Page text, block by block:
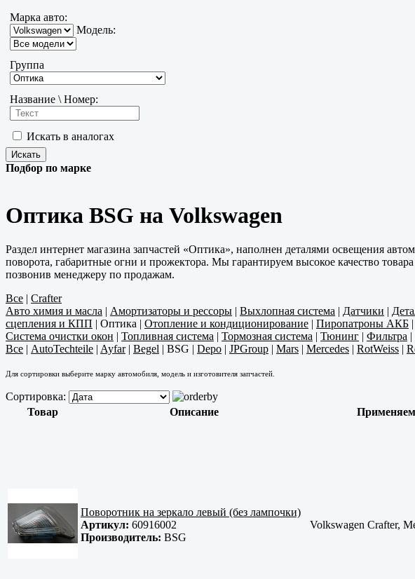
Марка авто:
Модель:
Группа
Название \ Номер:
Искать в аналогах
Подбор по марке
Оптика BSG на Volkswagen
Раздел интернет магазина запчастей «Оптика», наполнен деталями освещения
поворота, габаритные огни и прожектора. Мы гарантируем высокое качество
позвонив менеджеру по продажам.
Все | Crafter
Авто химия и масла | Амортизаторы и рессоры | Выхлопная система | Датчики |
сцепления и КПП | Оптика | Отопление и кондиционирование | Пиропатроны АКБ |
Система очистки окон | Топливная система | Тормозная система | Тюнинг | Фильтра |
Все | AutoTechteile | Ayfar| Begel | BSG | Depo | JPGroup | Mars | Mercedes | RotWeiss |
Для сортировки выберите марку автомобиля, модель и изготовителя запчастей.
Сортировка:
Товар
Описание
Поворотник на зеркало левый (без лампочки)
Артикул: 60916002
Производитель: BSG
Volkswagen Crafter,